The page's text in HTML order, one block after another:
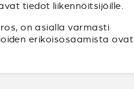
tiedot liikennöitsijöille.
on asialla varmasti
erikoisosaamista ovat